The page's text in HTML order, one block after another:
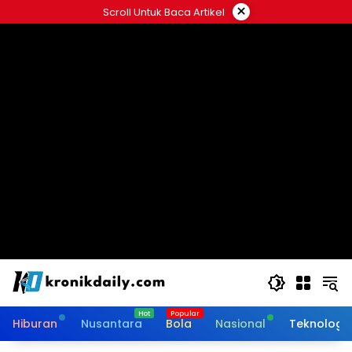
ke
Scroll Untuk Baca Artikel ×
Hiburan Nusantara Bola Nasional Teknologi